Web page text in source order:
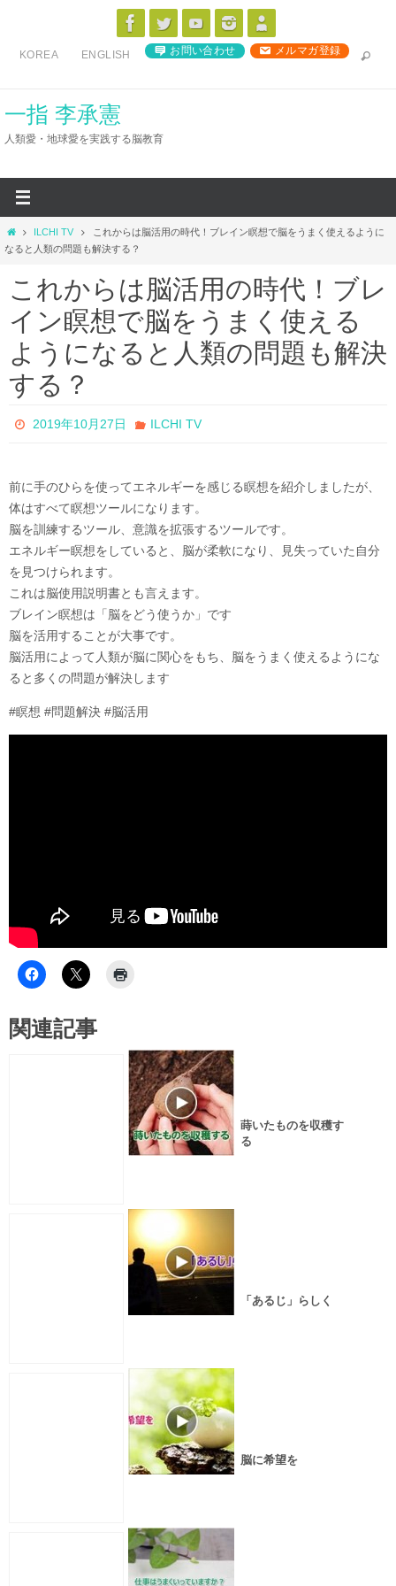
ス
KOREA ENGLISH お問い合わせ メルマガ登録
一指 李承憲
人類愛・地球愛を実践する脳教育
ホ
ー
ILCHI TV
これからは脳活用の時代！ブレイン瞑想で脳をうまく使えるように
なると人類の問題も解決する？
これからは脳活用の時代！ブレ
イン瞑想で脳をうまく使える
ようになると人類の問題も解決
する？
2019年10月27日 ILCHI TV
前に手のひらを使ってエネルギーを感じる瞑想を紹介しましたが、
体はすべて瞑想ツールになります。
脳を訓練するツール、意識を拡張するツールです。
エネルギー瞑想をしていると、脳が柔軟になり、見失っていた自分
を見つけられます。
これは脳使用説明書とも言えます。
ブレイン瞑想は「脳をどう使うか」です
脳を活用することが大事です。
脳活用によって人類が脳に関心をもち、脳をうまく使えるようにな
ると多くの問題が解決します
#瞑想 #問題解決 #脳活用
関連記事
蒔いたものを収穫す
る
「あるじ」らしく
脳に希望を